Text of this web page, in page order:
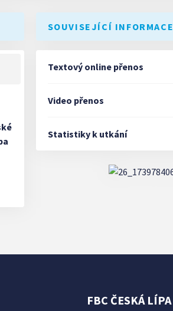
SOUVISEJÍCÍ INFORMACE
Textový online přenos
Video přenos
Statistiky k utkání
FBC ČESKÁ LÍPA